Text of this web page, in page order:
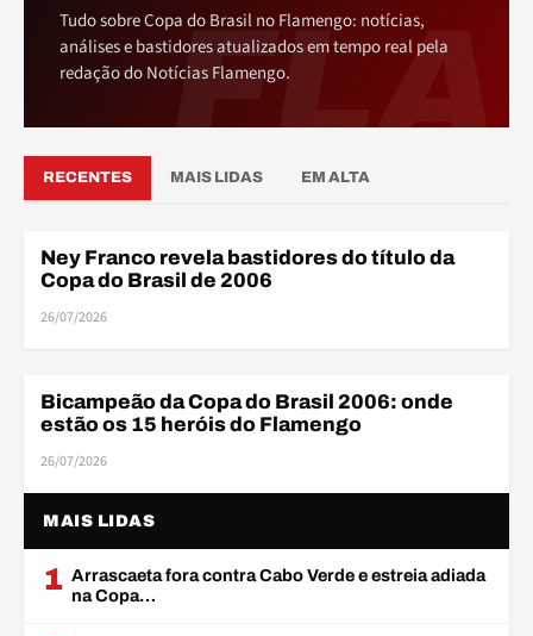
FLA
Tudo sobre Copa do Brasil no Flamengo: notícias,
análises e bastidores atualizados em tempo real pela
redação do Notícias Flamengo.
RECENTES MAIS LIDAS EM ALTA
COPA DO BRASIL
Ney Franco revela bastidores do título da
Copa do Brasil de 2006
26/07/2026
COPA DO BRASIL
Bicampeão da Copa do Brasil 2006: onde
estão os 15 heróis do Flamengo
26/07/2026
MAIS LIDAS
1 Arrascaeta fora contra Cabo Verde e estreia adiada
na Copa…